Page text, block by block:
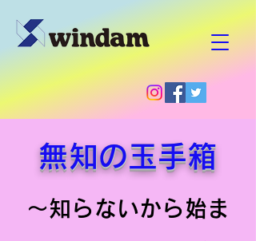
無知の玉手箱
～知らないから始ま